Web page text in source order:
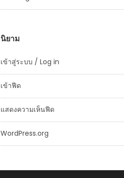
นิยาม
เข้าสู่ระบบ / Log in
เข้าฟีด
แสดงความเห็นฟีด
WordPress.org